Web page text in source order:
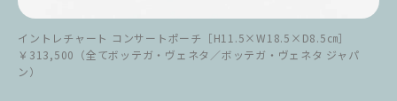
イントレチャート コンサートポーチ［H11.5×W18.5×D8.5㎝］
￥313,500（全てボッテガ・ヴェネタ／ボッテガ・ヴェネタ ジャパ
ン）